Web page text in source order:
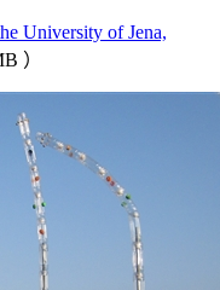
University of Jena,
）